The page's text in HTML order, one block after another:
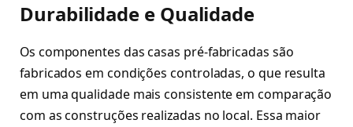
Durabilidade e Qualidade
Os componentes das casas pré-fabricadas são
fabricados em condições controladas, o que resulta
em uma qualidade mais consistente em comparação
com as construções realizadas no local. Essa maior